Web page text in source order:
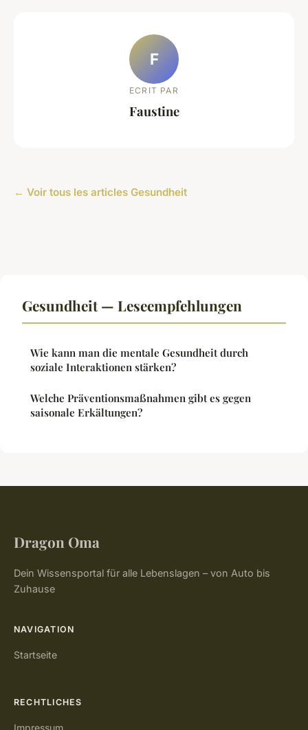
F
ECRIT PAR
Faustine
← Voir tous les articles Gesundheit
Gesundheit — Leseempfehlungen
Wie kann man die mentale Gesundheit durch
soziale Interaktionen stärken?
Welche Präventionsmaßnahmen gibt es gegen
saisonale Erkältungen?
Dragon Oma
Dein Wissensportal für alle Lebenslagen – von Auto bis
Zuhause
NAVIGATION
Startseite
RECHTLICHES
Impressum